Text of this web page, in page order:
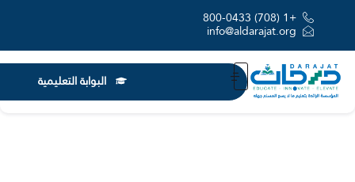
+1 (708) 800-0433
info@aldarajat.org
البوابة التعليمية